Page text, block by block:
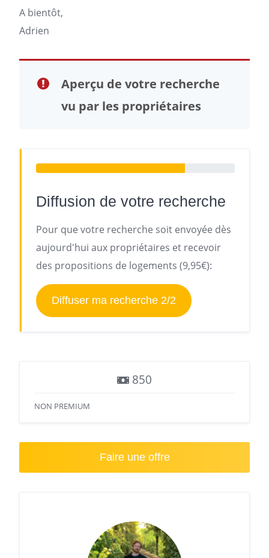
A bientôt,
Adrien
Aperçu de votre recherche
vu par les propriétaires
Diffusion de votre recherche
Pour que votre recherche soit envoyée dès
aujourd'hui aux propriétaires et recevoir
des propositions de logements (9,95€):
Diffuser ma recherche 2/2
850
NON PREMIUM
Faire une offre